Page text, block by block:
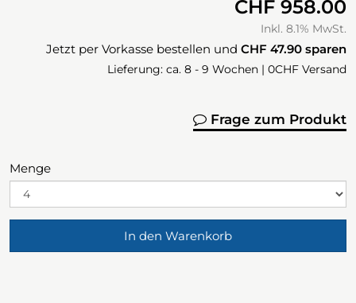
CHF 958.00
Inkl. 8.1% MwSt.
Jetzt per Vorkasse bestellen und CHF 47.90 sparen
Lieferung: ca. 8 - 9 Wochen | 0CHF Versand
Frage zum Produkt
Menge
In den Warenkorb